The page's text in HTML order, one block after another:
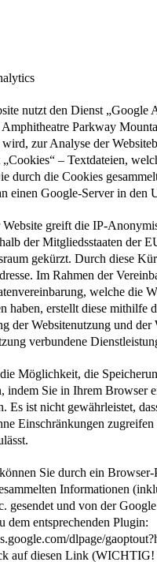
nutzt den Dienst „Google
Parkway
wird, zur Analyse der
– Textdateien,
durch die Cookies
einen Google-Server in den
Website greift die IP-
der Mitgliedsstaaten der
gekürzt. Durch diese
Im Rahmen der
welche die
haben, erstellt diese mithilfe
der Websitenutzung und
verbundene
Möglichkeit, die
indem Sie in Ihrem Browser
Es ist nicht gewährleistet,
Einschränkungen
Sie durch ein
Informationen
gesendet und von der
dem entsprechenden Plugin:
dlpage/
auf diesen Link (WICHTIG!